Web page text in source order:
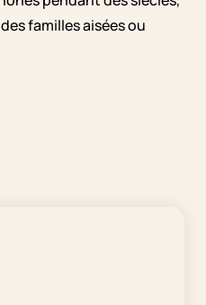
familles aisées ou